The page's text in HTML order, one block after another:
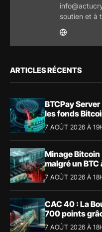
soutien et à
ARTICLES RÉCENTS
BTCPay
les fonds
7 AOÛT 2026 À
Minage Bitcoin
malgré un
7 AOÛT 2026 À
CAC 40 : La
700 points
7 AOÛT 2026 À